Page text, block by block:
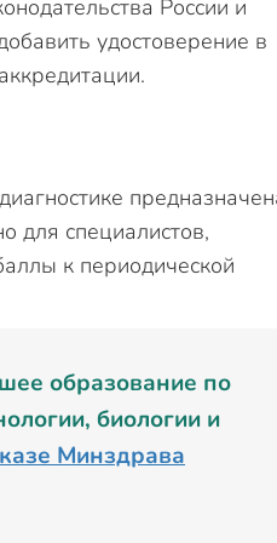
России и
удостоверение в
для специалистов,
к периодической
образование по
биологии и
Минздрава